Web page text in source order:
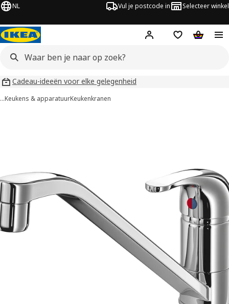
NL Vul je postcode in Selecteer winkel
Hej! Log in
Cadeau-ideeën voor elke gelegenheid
…Keukens & apparatuurKeukenkranen